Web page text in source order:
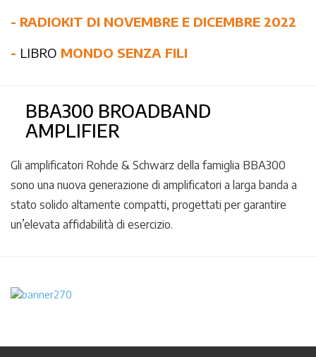
- RADIOKIT DI NOVEMBRE E DICEMBRE 2022
- LIBRO MONDO SENZA FILI
BBA300 BROADBAND
AMPLIFIER
Gli amplificatori Rohde & Schwarz della famiglia BBA300
sono una nuova generazione di amplificatori a larga banda a
stato solido altamente compatti, progettati per garantire
un’elevata affidabilità di esercizio.